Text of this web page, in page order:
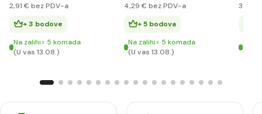
2,91 € bez PDV-a
+ 3 bodove
Na zalihi> 5 komada
(U vas 13.08.)
4,29 € bez PDV-a
+ 5 bodova
Na zalihi> 5 komada
(U vas 13.08.)
37
Na
(U